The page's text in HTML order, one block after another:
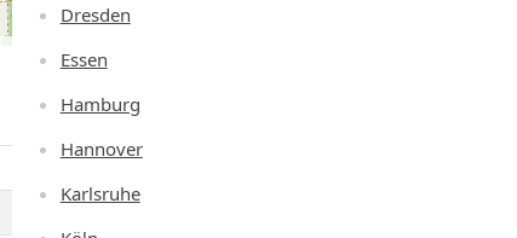
Dresden
Essen
Hamburg
Hannover
Karlsruhe